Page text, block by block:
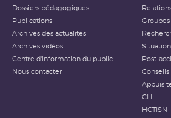
Dossiers pédagogiques
Publications
Archives des actualités
Archives vidéos
Centre d'information du public
Nous contacter
Post-
Appuis
CLI
HCTISN